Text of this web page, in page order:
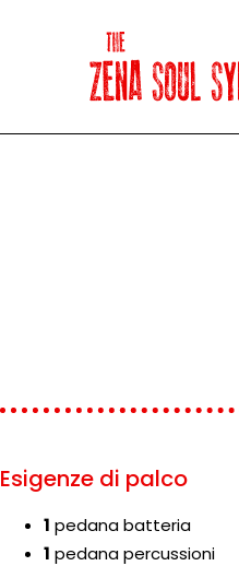
Esigenze di palco
1 pedana batteria
1 pedana percussioni